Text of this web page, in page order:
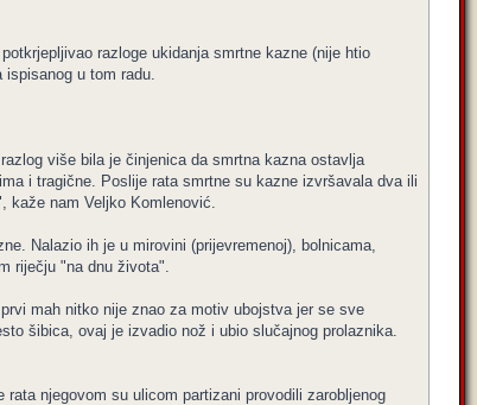
razloge ukidanja smrtne kazne (nije htio
u tom radu.
više bila je činjenica da smrtna kazna ostavlja
i tragične. Poslije rata smrtne su kazne izvršavala dva ili
kaže nam Veljko Komlenović.
Nalazio ih je u mirovini (prijevremenoj), bolnicama,
riječju "na dnu života".
mah nitko nije znao za motiv ubojstva jer se sve
šibica, ovaj je izvadio nož i ubio slučajnog prolaznika.
njegovom su ulicom partizani provodili zarobljenog